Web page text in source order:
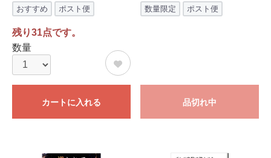
おすすめ ポスト便
残り31点です。
数量
カートに入れる
数量限定 ポスト便
品切れ中